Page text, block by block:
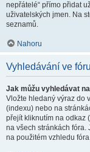
nepřátelé“ přímo přidat
uživatelských jmen. Na
seznamů.
Nahoru
Vyhledávání ve fóru
Jak můžu vyhledávat
Vložte hledaný výraz do
(indexu) nebo na
přejít kliknutím na odkaz
na všech stránkách
na použitém vzhledu